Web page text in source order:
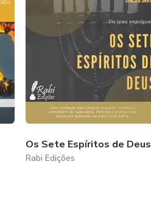
Os Sete Espíritos de Deus
Rabi Edições